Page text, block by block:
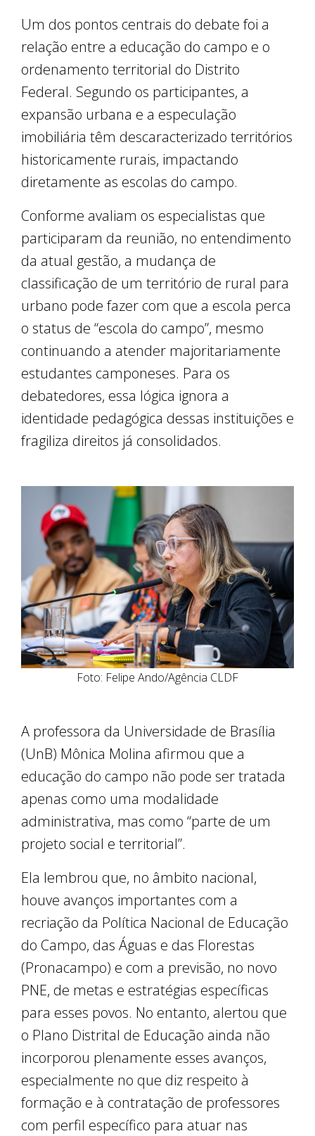
Um dos pontos centrais do debate foi a
relação entre a educação do campo e o
ordenamento territorial do Distrito
Federal. Segundo os participantes, a
expansão urbana e a especulação
imobiliária têm descaracterizado territórios
historicamente rurais, impactando
diretamente as escolas do campo.
Conforme avaliam os especialistas que
participaram da reunião, no entendimento
da atual gestão, a mudança de
classificação de um território de rural para
urbano pode fazer com que a escola perca
o status de “escola do campo”, mesmo
continuando a atender majoritariamente
estudantes camponeses. Para os
debatedores, essa lógica ignora a
identidade pedagógica dessas instituições e
fragiliza direitos já consolidados.
Foto: Felipe Ando/Agência CLDF
A professora da Universidade de Brasília
(UnB) Mônica Molina afirmou que a
educação do campo não pode ser tratada
apenas como uma modalidade
administrativa, mas como “parte de um
projeto social e territorial”.
Ela lembrou que, no âmbito nacional,
houve avanços importantes com a
recriação da Política Nacional de Educação
do Campo, das Águas e das Florestas
(Pronacampo) e com a previsão, no novo
PNE, de metas e estratégias específicas
para esses povos. No entanto, alertou que
o Plano Distrital de Educação ainda não
incorporou plenamente esses avanços,
especialmente no que diz respeito à
formação e à contratação de professores
com perfil específico para atuar nas